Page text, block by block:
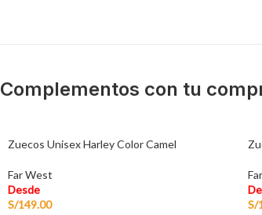
Complementos con tu
Zuecos Unisex Harley Color Camel
Far West
Desde
S/149.00
S/